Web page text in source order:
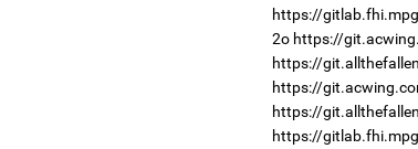
https://
2o https://
https://
https://
https://
https://